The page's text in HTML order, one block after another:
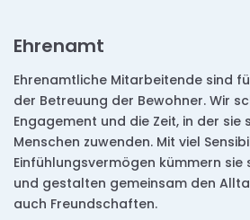
Ehrenamt
Ehrenamtliche Mitarbeitende sind
der Betreuung der Bewohner. Wir
Engagement und die Zeit, in der sie
Menschen zuwenden. Mit viel
Einfühlungsvermögen kümmern sie
und gestalten gemeinsam den
auch Freundschaften.